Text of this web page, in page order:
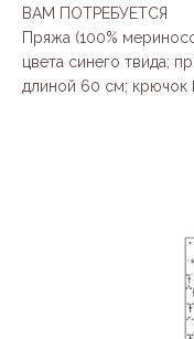
ВАМ ПОТРЕБУЕТСЯ
Пряжа (100%
цвета синего твида;
длиной 60 см; крючок